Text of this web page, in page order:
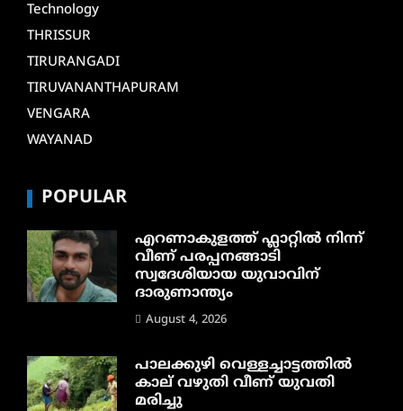
Technology
THRISSUR
TIRURANGADI
TIRUVANANTHAPURAM
VENGARA
WAYANAD
POPULAR
എറണാകുളത്ത് ഫ്ലാറ്റിൽ നിന്ന്
വീണ് പരപ്പനങ്ങാടി
സ്വദേശിയായ യുവാവിന്
ദാരുണാന്ത്യം
August 4, 2026
പാലക്കുഴി വെള്ളച്ചാട്ടത്തില്‍
കാല് വഴുതി വീണ് യുവതി
മരിച്ചു